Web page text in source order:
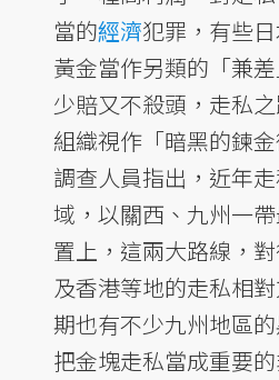
當的經濟犯罪，有些
黃金當作另類的「兼
少賠又不殺頭，走私
組織視作「暗黑的鍊金
調查人員指出，近年
域，以關西、九州一
置上，這兩大路線，對
及香港等地的走私相
期也有不少九州地區
把金塊走私當成重要的